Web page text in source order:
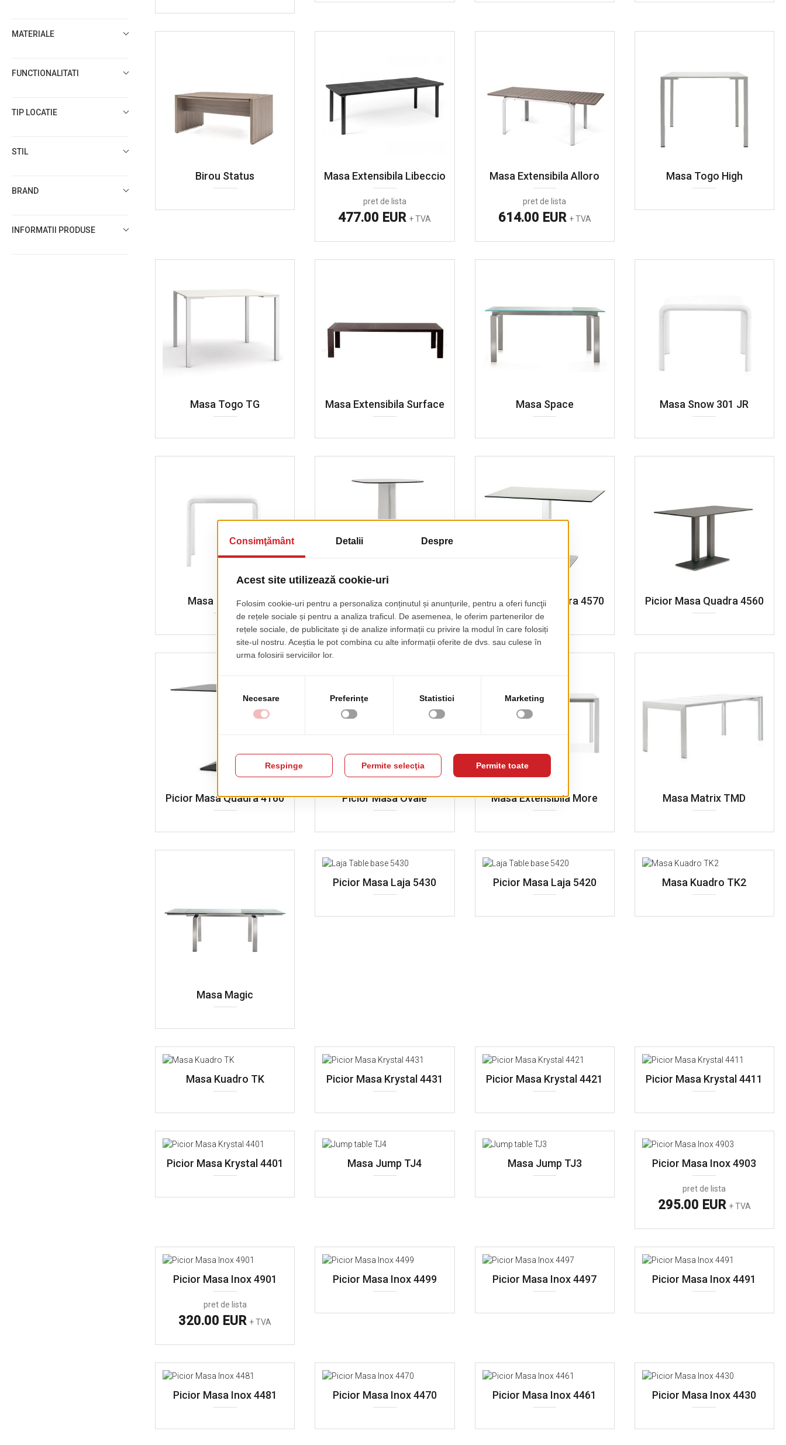
Birou Status Masa Extensibila Libeccio
pret de lista
477.00 EUR + TVA
Masa Extensibila Alloro
pret de lista
614.00 EUR + TVA
Masa Togo High
Masa Togo TG Masa Extensibila Surface Masa Space Masa Snow 301 JR
Masa Snow 301 Masa Serif Picior Masa Quadra 4570 Picior Masa Quadra 4560
Picior Masa Quadra 4160 Picior Masa Ovale Masa Extensibila More Masa Matrix TMD
Masa Magic
Picior Masa Laja 5430 Picior Masa Laja 5420 Masa Kuadro TK2
Masa Kuadro TK Picior Masa Krystal 4431 Picior Masa Krystal 4421 Picior Masa Krystal 4411
Picior Masa Krystal 4401 Masa Jump TJ4 Masa Jump TJ3 Picior Masa Inox 4903
pret de lista
295.00 EUR + TVA
Picior Masa Inox 4901
pret de lista
320.00 EUR + TVA
Picior Masa Inox 4499 Picior Masa Inox 4497 Picior Masa Inox 4491
Picior Masa Inox 4481 Picior Masa Inox 4470 Picior Masa Inox 4461 Picior Masa Inox 4430
MATERIALE
FUNCTIONALITATI
TIP LOCATIE
STIL
BRAND
INFORMATII PRODUSE